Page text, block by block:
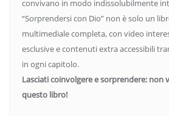
convivano in modo indissolubilmente
“Sorprendersi con Dio” non è solo un
multimediale completa, con video
esclusive e contenuti extra accessibili
in ogni capitolo.
Lasciati coinvolgere e sorprendere: non
questo libro!